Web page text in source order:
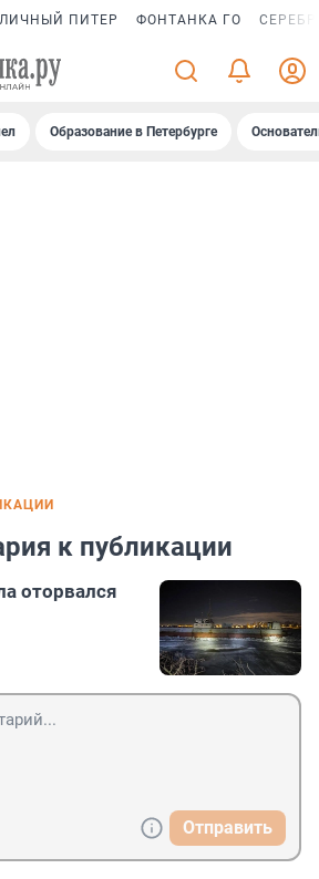
ПИТЕР ФОНТАНКА ГО
Образование в Петербурге
к публикации
оторвался
Отправить